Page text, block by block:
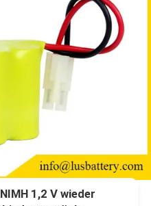
1,2 V wieder